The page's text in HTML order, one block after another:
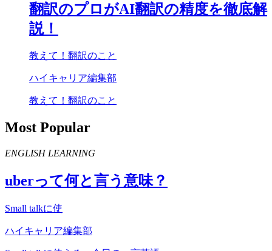
翻訳のプロがAI翻訳の精度を徹底解
説！
教えて！翻訳のこと
ハイキャリア編集部
教えて！翻訳のこと
Most Popular
ENGLISH LEARNING
uberって何と言う意味？
Small talkに使
ハイキャリア編集部